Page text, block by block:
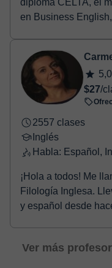
diploma CELTA, el
en Business
5,0
$27/
2557 clases
Inglés
Habla: Español,
¡Hola a todos! Me llamo Carmen y soy licenciada en
Filología Inglesa.
y español desde
Ver más